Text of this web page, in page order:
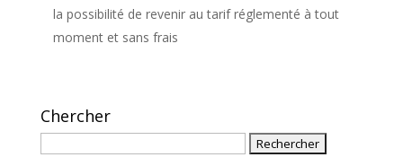
la possibilité de revenir au tarif réglementé à tout
moment et sans frais
Chercher